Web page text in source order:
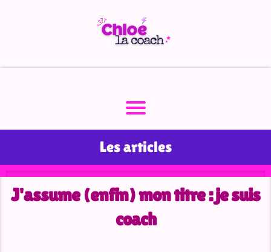
r
Les articles
J'assume (enfin) mon titre : je suis
coach